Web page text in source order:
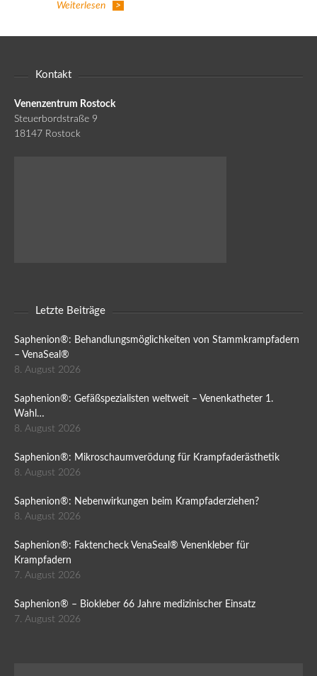
Weiterlesen
Kontakt
Venenzentrum Rostock
Steuerbordstraße 9
18147 Rostock
Letzte Beiträge
Saphenion®: Behandlungsmöglichkeiten von Stammkrampfadern
– VenaSeal®
8. August 2026
Saphenion®: Gefäßspezialisten weltweit – Venenkatheter 1.
Wahl…
8. August 2026
Saphenion®: Mikroschaumverödung für Krampfaderästhetik
8. August 2026
Saphenion®: Nebenwirkungen beim Krampfaderziehen?
8. August 2026
Saphenion®: Faktencheck VenaSeal® Venenkleber für
Krampfadern
7. August 2026
Saphenion® – Biokleber 66 Jahre medizinischer Einsatz
7. August 2026